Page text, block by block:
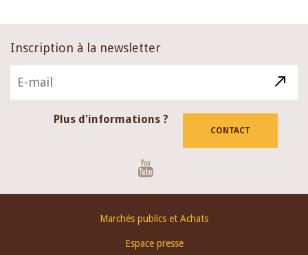
Inscription à la newsletter
Plus d'informations ?
CONTACT
Marchés publics et Achats
Espace presse